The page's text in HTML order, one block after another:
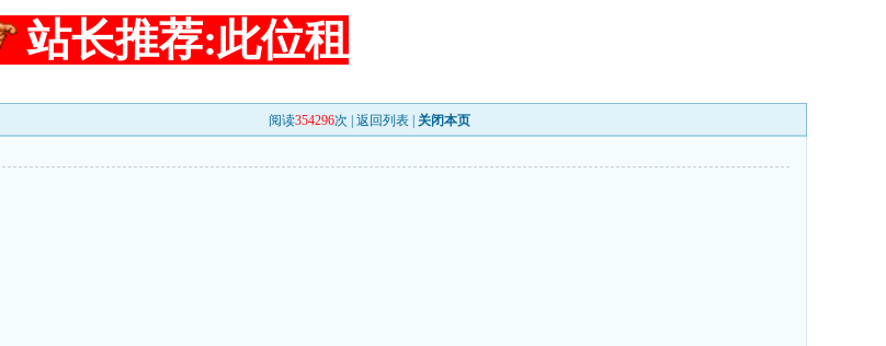
站长推荐:此位租
阅读354296次 | 返回列表 关闭本页